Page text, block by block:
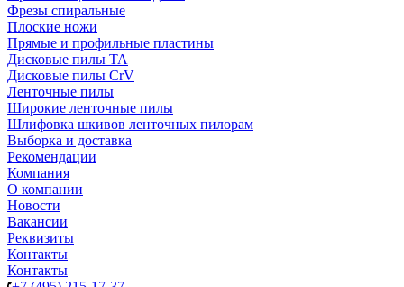
Фрезы спиральные
Плоские ножи
Прямые и профильные пластины
Дисковые пилы TA
Дисковые пилы CrV
Ленточные пилы
Широкие ленточные пилы
Шлифовка шкивов ленточных пилорам
Выборка и доставка
Рекомендации
Компания
О компании
Новости
Вакансии
Реквизиты
Контакты
Контакты